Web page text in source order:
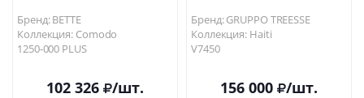
Бренд: BETTE
Коллекция: Comodo
1250-000 PLUS
102 326 /шт.
Бренд: GRUPPO TREESSE
Коллекция: Haiti
V7450
156 000 /шт.